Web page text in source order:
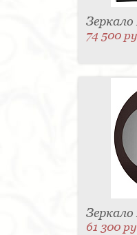
Зеркало
74 500
Зеркало
61 300